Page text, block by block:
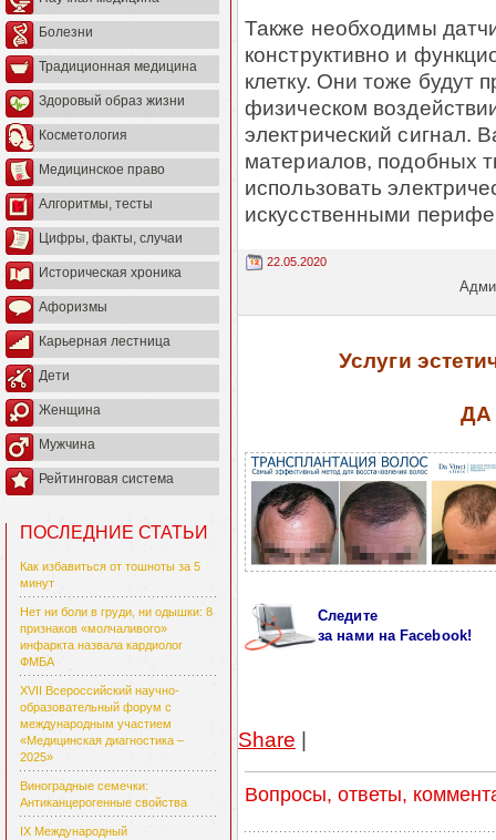
Болезни
Традиционная медицина
Здоровый образ жизни
Косметология
Медицинское право
Алгоритмы, тесты
Цифры, факты, случаи
Историческая хроника
Афоризмы
Карьерная лестница
Дети
Женщина
Мужчина
Рейтинговая система
ПОСЛЕДНИЕ СТАТЬИ
Как избавиться от тошноты за 5
минут
Нет ни боли в груди, ни одышки: 8
признаков «молчаливого»
инфаркта назвала кардиолог
ФМБА
XVII Всероссийский научно-
образовательный форум с
международным участием
«Медицинская диагностика –
2025»
Виноградные семечки:
Антиканцерогенные свойства
IX Международный
Также необходимы
конструктивно и
клетку. Они тоже будут
физическом
электрический сигнал.
материалов, подобных
использовать
искусственными
22.05.2020
Услуги
Следите
за нами на Facebook!
Share |
Вопросы, ответы,